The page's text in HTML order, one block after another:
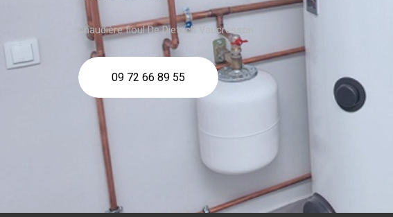
chaudière fioul De Dietrich Vaucresson
09 72 66 89 55